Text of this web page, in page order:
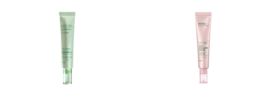
Ich habe hier kein Konto